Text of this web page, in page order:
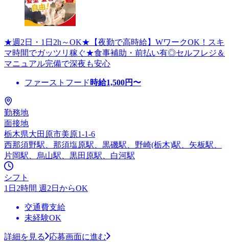
★週2日・1日2h～OK★【夜勤で高時給】WワークOK！スキ
マ時間でガッツリ稼ぐ★食事補助・前払い有◎セルフレジ＆
マニュアル完備で深夜も安心
ファーストフード 時給1,500円〜
勤務地
面接地
栃木県大田原市美原1-1-6
西那須野駅、那須塩原駅、黒磯駅、野崎(栃木)駅、矢板駅、
片岡駅、烏山駅、黒田原駅、白河駅
シフト
1日2時間 週2日からOK
交通費支給
未経験OK
詳細を見る
応募画面に進む